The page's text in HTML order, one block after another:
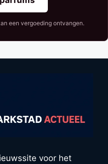
een vergoeding ontvangen.
voor het